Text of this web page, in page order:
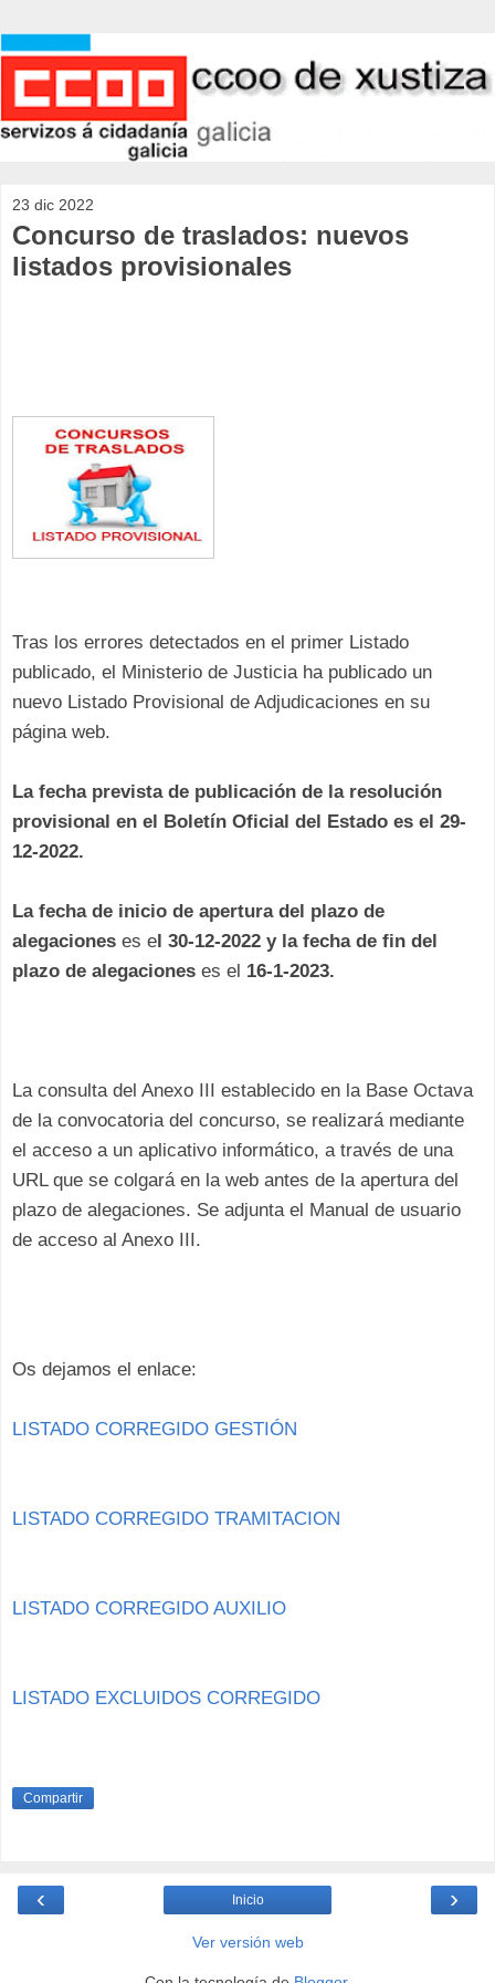
23 dic 2022
Concurso de traslados: nuevos
listados provisionales
Tras los errores detectados en el primer Listado
publicado, el Ministerio de Justicia ha publicado un
nuevo Listado Provisional de Adjudicaciones en su
página web.
La fecha prevista de publicación de la resolución
provisional en el Boletín Oficial del Estado es el 29-
12-2022.
La fecha de inicio de apertura del plazo de
alegaciones es el 30-12-2022 y la fecha de fin del
plazo de alegaciones es el 16-1-2023.
La consulta del Anexo III establecido en la Base Octava
de la convocatoria del concurso, se realizará mediante
el acceso a un aplicativo informático, a través de una
URL que se colgará en la web antes de la apertura del
plazo de alegaciones. Se adjunta el Manual de usuario
de acceso al Anexo III.
Os dejamos el enlace:
LISTADO CORREGIDO GESTIÓN
LISTADO CORREGIDO TRAMITACION
LISTADO CORREGIDO AUXILIO
LISTADO EXCLUIDOS CORREGIDO
Compartir
‹ ›
Inicio
Ver versión web